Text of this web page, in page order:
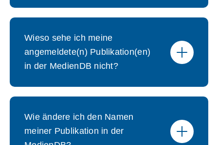
Wieso sehe ich meine
angemeldete(n) Publikation(en)
in der MedienDB nicht?
Wie ändere ich den Namen
meiner Publikation in der